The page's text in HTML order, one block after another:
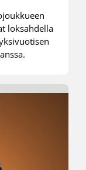
loksahdella